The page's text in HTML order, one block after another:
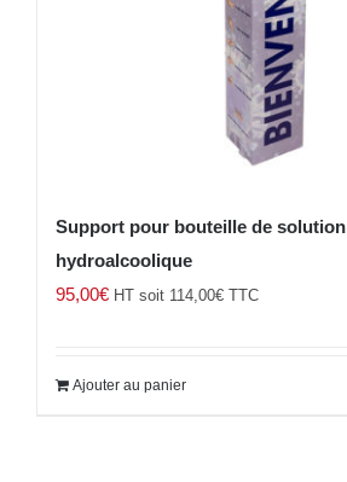
Support pour bouteille de solution
hydroalcoolique
95,00€ HT soit 114,00€ TTC
Ajouter au panier